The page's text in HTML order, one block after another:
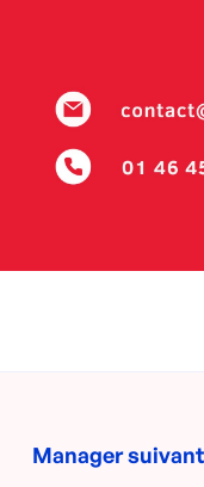
Manager suivant